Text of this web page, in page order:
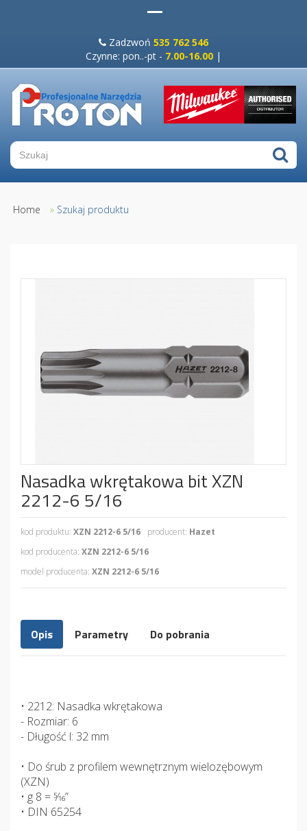
Zadzwoń 535 762 546
Czynne: pon..-pt - 7.00-16.00 |
Home » Szukaj produktu
Nasadka wkrętakowa bit XZN
2212-6 5/16
kod produktu: XZN 2212-6 5/16 producent: Hazet
kod producenta: XZN 2212-6 5/16
model producenta: XZN 2212-6 5/16
Opis Parametry Do pobrania
• 2212: Nasadka wkrętakowa
- Rozmiar: 6
- Długość l: 32 mm
• Do śrub z profilem wewnętrznym wielozębowym
(XZN)
• g 8 = 5⁄16”
• DIN 65254